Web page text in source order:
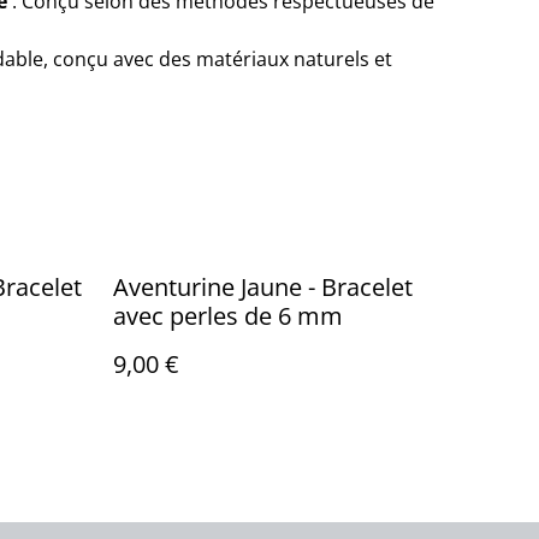
conçu avec des matériaux naturels et
Aventurine Jaune - Bracelet
avec perles de 6 mm
9,00 €